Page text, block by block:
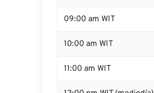
09:00 am WIT
10:00 am WIT
11:00 am WIT